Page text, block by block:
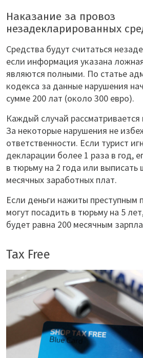
Наказание за провоз
незадекларированных
Средства будут считаться
если информация указана
являются полными. По статье
кодекса за данные нарушения
сумме 200 лат (около 300 евро).
Каждый случай
За некоторые нарушения не
ответственности. Если турист
декларации более 1 раза в год,
в тюрьму на 2 года или выписать
месячных заработных плат.
Если деньги нажиты преступным
могут посадить в тюрьму на 5
будет равна 200 месячным
Tax Free